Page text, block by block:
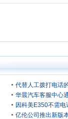
代替人工拨打电话
华晨汽车客服中心
因科美E350不需
亿伦公司推出新版